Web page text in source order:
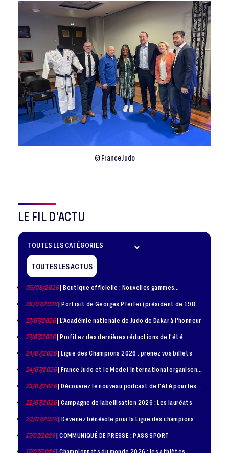
© France Judo
LE FIL D'ACTU
TOUTES LES ACTUS
05/08/2026| Boutique officielle : Nouvelles gammes
28/07/2026| Portrait de Georges Pfeifer (président de 1981
27/07/2026| L'Académie nationale de Judo de Dakar à l'honneur
27/07/2026| Profitez des dernières réductions de l'été
24/07/2026| Ligue des Champions 2026 : prenez vos billets
24/07/2026| France Judo et le Medef International organisent
23/07/2026| Découvrez le nouveau podcast de l'été pour les
22/07/2026| Campagne de labellisation 2026 : Les lauréats
20/07/2026| Devenez bénévole pour la Ligue des champions de
17/07/2026| COMMUNIQUÉ DE PRESSE : PASS SPORT